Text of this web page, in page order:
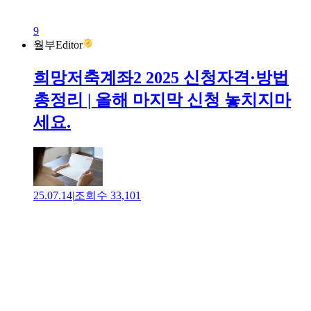
9
월부Editor
희망저축계좌2 2025 신청자격·방법
총정리 | 올해 마지막 신청 놓치지마
세요.
25.07.14|조회수 33,101